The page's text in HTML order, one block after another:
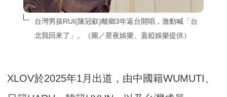
台灣男孩RUI(陳冠叡)離鄉3年返台開唱，激動喊「台
北我回來了」。（圖／星夜娛樂、蓋婭娛樂提供）
XLOV於2025年1月出道，由中國籍WUMUTI、